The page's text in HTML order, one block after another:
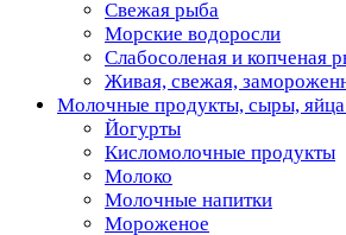
Свежая рыба
Морские водоросли
Слабосоленая и копченая
Живая, свежая,
Молочные продукты, сыры, яйца
Йогурты
Кисломолочные продукты
Молоко
Молочные напитки
Мороженое